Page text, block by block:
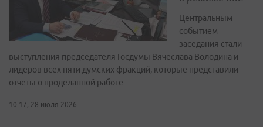
Центральным
событием
заседания стали
выступления председателя Госдумы Вячеслава Володина и
лидеров всех пяти думских фракций, которые представили
отчеты о проделанной работе
10:17, 28 июля 2026